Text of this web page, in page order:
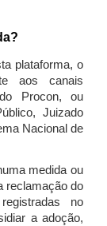
plataforma, o
aos canais
Procon, ou
Juizado
Nacional de
medida ou
reclamação do
no
a adoção,